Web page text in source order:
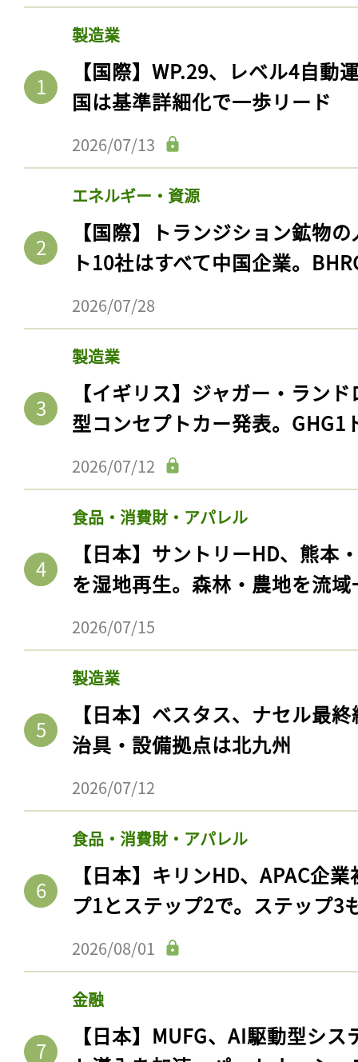
製造業
【国際】WP.29、レベル4自動
国は基準詳細化で一歩リード
2026/07/13
エネルギー・資源
【国際】トランジション鉱物
ト10社はすべて中国企業。
2026/07/28
製造業
【イギリス】ジャガー・ラン
型コンセプトカー発表。GHG1
2026/07/12
食品・消費財・アパレル
【日本】サントリーHD、熊本
を湿地再生。森林・農地を流
2026/07/15
製造業
【日本】ベスタス、ナセル最
治具・設備拠点は北九州
2026/07/12
食品・消費財・アパレル
【日本】キリンHD、APAC企
プ1とステップ2で。ステップ3
2026/08/01
金融
【日本】MUFG、AI駆動型シ